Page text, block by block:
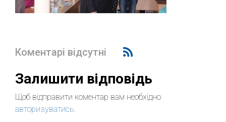
Коментарі відсутні
Залишити відповідь
Щоб відправити коментар вам необхідно
авторизуватись.